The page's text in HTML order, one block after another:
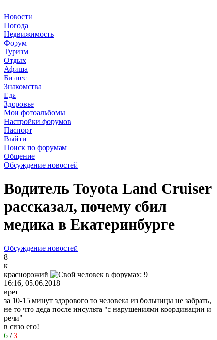
Новости
Погода
Недвижимость
Форум
Туризм
Отдых
Афиша
Бизнес
Знакомства
Еда
Здоровье
Мои фотоальбомы
Настройки форумов
Паспорт
Выйти
Поиск по форумам
Общение
Обсуждение новостей
Водитель Toyota Land Cruiser
рассказал, почему сбил
медика в Екатеринбурге
Обсуждение новостей
8
к
краснорожий
16:16, 05.06.2018
врет
за 10-15 минут здорового то человека из больницы не забрать,
не то что деда после инсульта "с нарушениями координации и
речи"
в сизо его!
6 /3